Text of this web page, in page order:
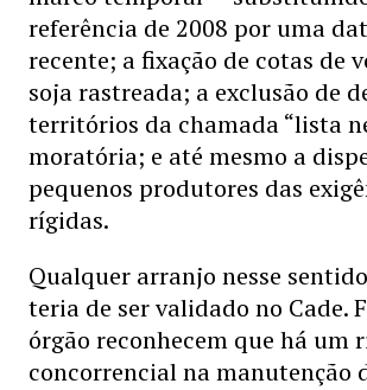
referência de 2008 por uma
recente; a fixação de cotas de
soja rastreada; a exclusão de
territórios da chamada “lista
moratória; e até mesmo a
pequenos produtores das
rígidas.
Qualquer arranjo nesse
teria de ser validado no Cade.
órgão reconhecem que há um
concorrencial na manutenção